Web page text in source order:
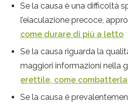
Se la causa è una difficoltà
l’eiaculazione precoce,
come durare di più a letto
Se la causa riguarda la
maggiori informazioni nella
erettile, come combatterla
Se la causa è